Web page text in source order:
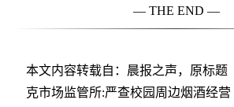
— THE END —
本文内容转载自：晨报之声，原标题
克市场监管所:严查校园周边烟酒经